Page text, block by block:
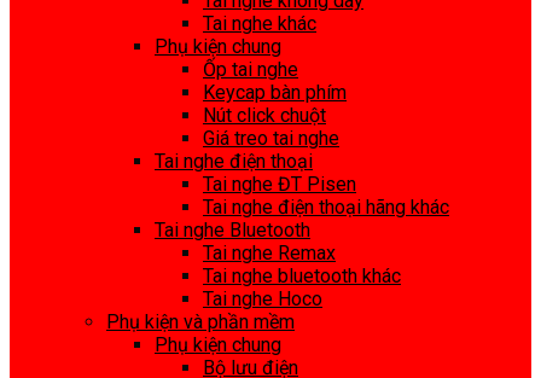
Tai nghe khác
Phụ kiện chung
Ốp tai nghe
Keycap bàn phím
Nút click chuột
Giá treo tai nghe
Tai nghe điện thoại
Tai nghe ĐT Pisen
Tai nghe điện thoại hãng khác
Tai nghe Bluetooth
Tai nghe Remax
Tai nghe bluetooth khác
Tai nghe Hoco
Phụ kiện và phần mềm
Phụ kiện chung
Bộ lưu điện